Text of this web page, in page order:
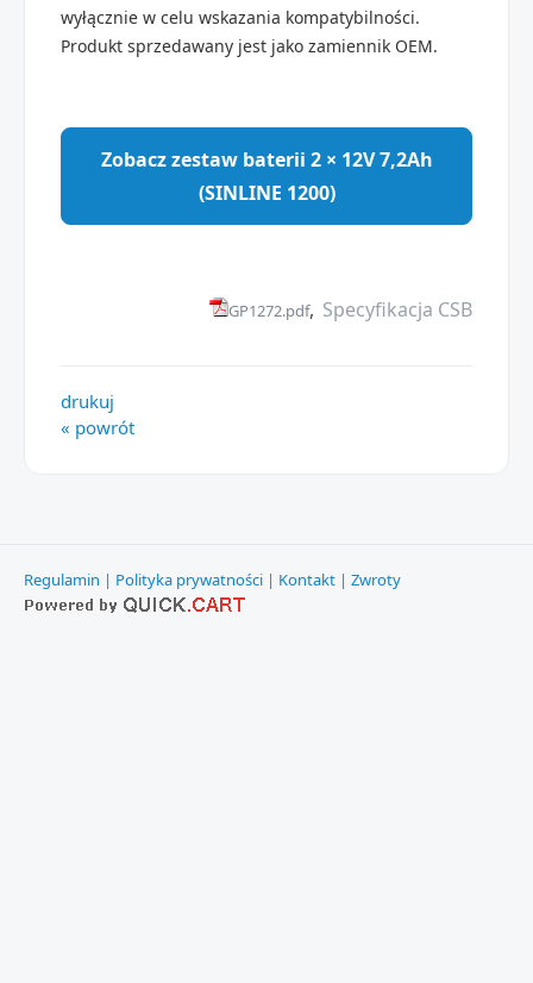
wyłącznie w celu wskazania kompatybilności.
Produkt sprzedawany jest jako zamiennik OEM.
Zobacz zestaw baterii 2 × 12V 7,2Ah
(SINLINE 1200)
GP1272.pdf, Specyfikacja CSB
drukuj
« powrót
Regulamin | Polityka prywatności | Kontakt | Zwroty